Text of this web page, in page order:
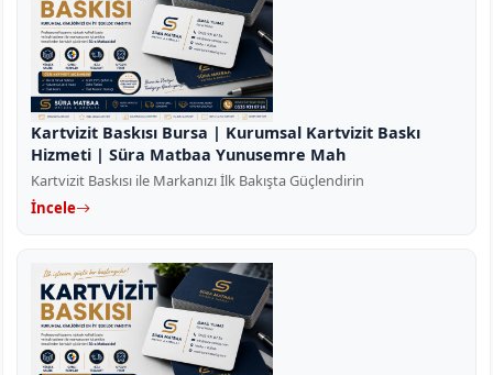
Kartvizit Baskısı Bursa | Kurumsal Kartvizit Baskı
Hizmeti | Süra Matbaa Yunusemre Mah
Kartvizit Baskısı ile Markanızı İlk Bakışta Güçlendirin
İncele